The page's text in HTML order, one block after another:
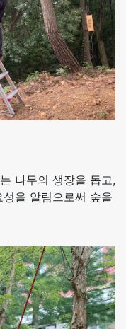
나무의 생장을 돕고,
을 알림으로써 숲을